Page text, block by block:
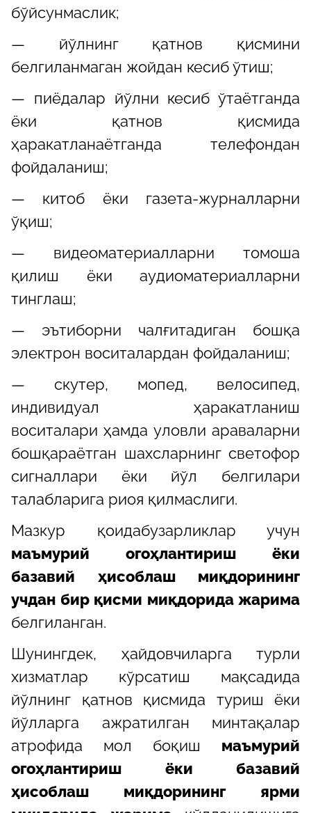
бўйсунмаслик;
— йўлнинг қатнов қисмини
белгиланмаган жойдан кесиб ўтиш;
— пиёдалар йўлни кесиб ўтаётганда
ёки қатнов қисмида
ҳаракатланаётганда телефондан
фойдаланиш;
— китоб ёки газета-журналларни
ўқиш;
— видеоматериалларни томоша
қилиш ёки аудиоматериалларни
тинглаш;
— эътиборни чалғитадиган бошқа
электрон воситалардан фойдаланиш;
— скутер, мопед, велосипед,
индивидуал ҳаракатланиш
воситалари ҳамда уловли араваларни
бошқараётган шахсларнинг светофор
сигналлари ёки йўл белгилари
талабларига риоя қилмаслиги.
Мазкур қоидабузарликлар учун
маъмурий огоҳлантириш ёки
базавий ҳисоблаш миқдорининг
учдан бир қисми миқдорида жарима
белгиланган.
Шунингдек, ҳайдовчиларга турли
хизматлар кўрсатиш мақсадида
йўлнинг қатнов қисмида туриш ёки
йўлларга ажратилган минтақалар
атрофида мол боқиш маъмурий
огоҳлантириш ёки базавий
ҳисоблаш миқдорининг ярми